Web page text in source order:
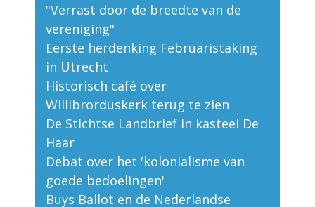
"Verrast door de breedte van de
vereniging"
Eerste herdenking Februaristaking
in Utrecht
Historisch café over
Willibrorduskerk terug te zien
De Stichtse Landbrief in kasteel De
Haar
Debat over het 'kolonialisme van
goede bedoelingen'
Buys Ballot en de Nederlandse